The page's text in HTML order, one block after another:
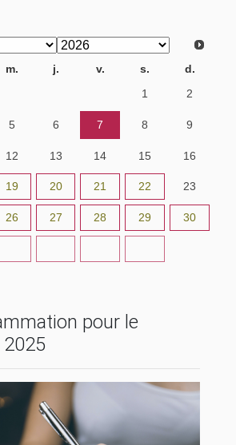
m. j. v. s.
d.
1 2
5 6 7 8 9
12 13 14 15 16
19 20 21 22 23
26 27 28 29 30
pour le